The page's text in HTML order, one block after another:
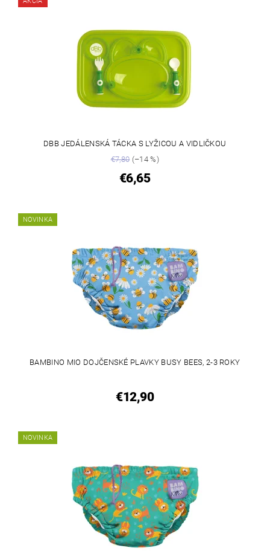
DBB JEDÁLENSKÁ TÁCKA S LYŽICOU A VIDLIČKOU
€7,80(–14 %)
€6,65
NOVINKA
BAMBINO MIO DOJČENSKÉ PLAVKY BUSY BEES, 2-3 ROKY
€12,90
NOVINKA